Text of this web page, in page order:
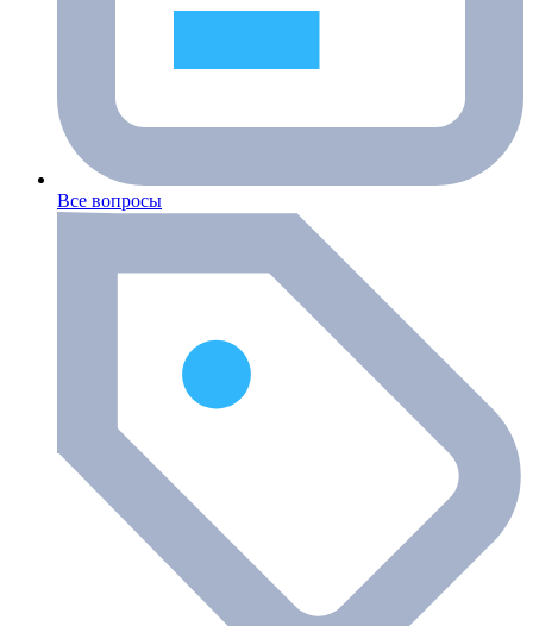
Все вопросы